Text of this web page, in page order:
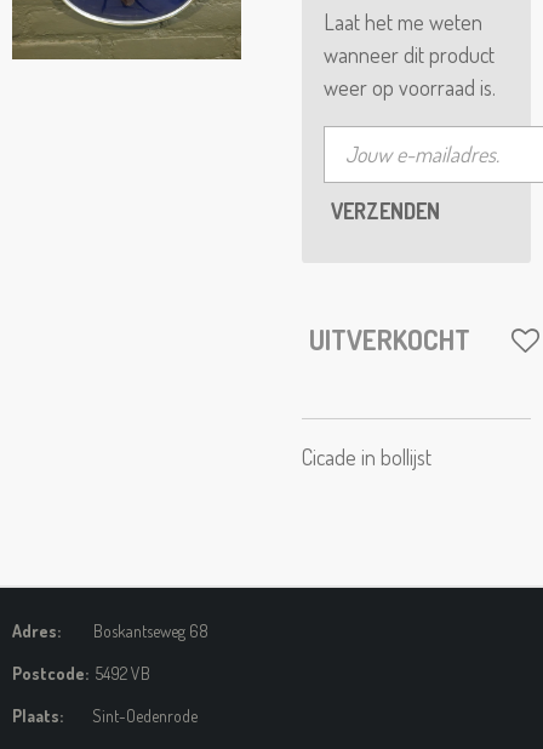
Laat het me weten
wanneer dit product
weer op voorraad is.
VERZENDEN
UITVERKOCHT
Cicade in bollijst
Adres: Boskantseweg 68
Postcode: 5492 VB
Plaats: Sint-Oedenrode